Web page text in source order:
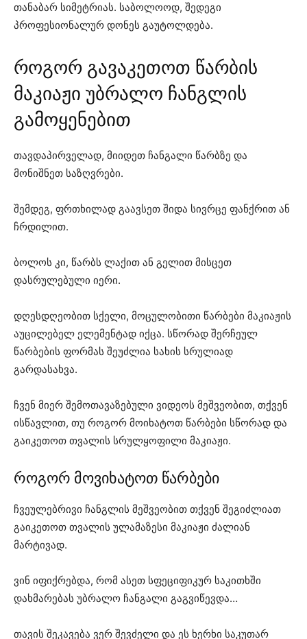
თანაბარ სიმეტრიას. საბოლოოდ, შედეგი
პროფესიონალურ დონეს გაუტოლდება.
როგორ გავაკეთოთ წარბის
მაკიაჟი უბრალო ჩანგლის
გამოყენებით
თავდაპირველად, მიიდეთ ჩანგალი წარბზე და
მონიშნეთ საზღვრები.
შემდეგ, ფრთხილად გაავსეთ შიდა სივრცე ფანქრით ან
ჩრდილით.
ბოლოს კი, წარბს ლაქით ან გელით მისცეთ
დასრულებული იერი.
დღესდღეობით სქელი, მოცულობითი წარბები მაკიაჟის
აუცილებელ ელემენტად იქცა. სწორად შერჩეულ
წარბების ფორმას შეუძლია სახის სრულიად
გარდასახვა.
ჩვენ მიერ შემოთავაზებული ვიდეოს მეშვეობით, თქვენ
ისწავლით, თუ როგორ მოიხატოთ წარბები სწორად და
გაიკეთოთ თვალის სრულყოფილი მაკიაჟი.
როგორ მოვიხატოთ წარბები
ჩვეულებრივი ჩანგლის მეშვეობით თქვენ შეგიძლიათ
გაიკეთოთ თვალის ულამაზესი მაკიაჟი ძალიან
მარტივად.
ვინ იფიქრებდა, რომ ასეთ სფეციფიკურ საკითხში
დახმარებას უბრალო ჩანგალი გაგვიწევდა…
თავის შეკავება ვერ შევძელი და ეს ხერხი საკუთარ